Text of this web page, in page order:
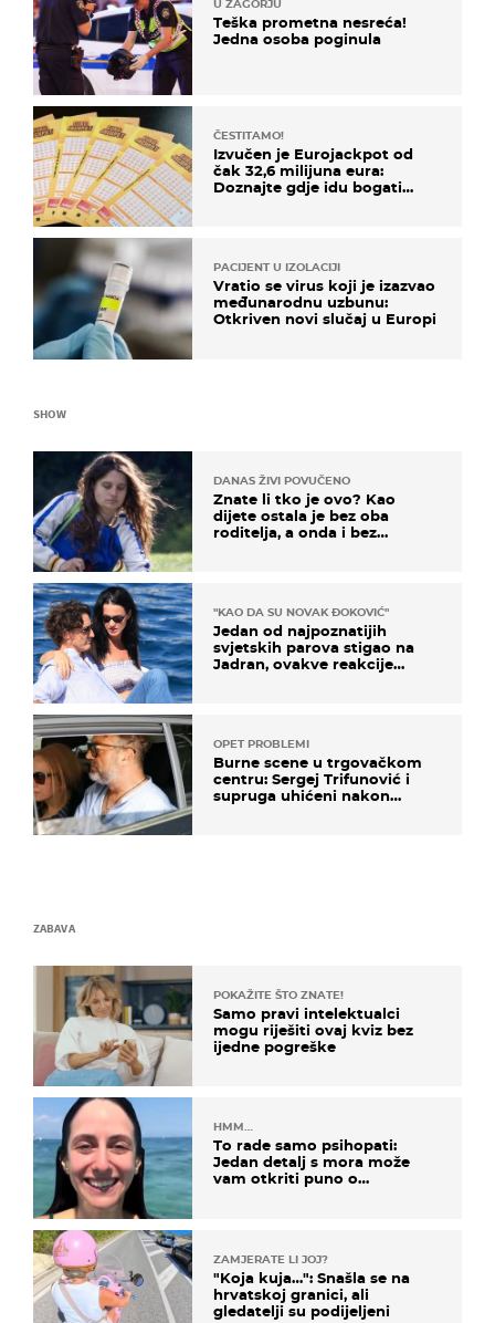
U ZAGORJU
Teška prometna nesreća!
Jedna osoba poginula
ČESTITAMO!
Izvučen je Eurojackpot od
čak 32,6 milijuna eura:
Doznajte gdje idu bogati
PACIJENT U IZOLACIJI
Vratio se virus koji je izazvao
međunarodnu uzbunu:
Otkriven novi slučaj u Europi
SHOW
DANAS ŽIVI POVUČENO
Znate li tko je ovo? Kao
dijete ostala je bez oba
roditelja, a onda i bez
"KAO DA SU NOVAK ĐOKOVIĆ"
Jedan od najpoznatijih
svjetskih parova stigao na
Jadran, ovakve reakcije
OPET PROBLEMI
Burne scene u trgovačkom
centru: Sergej Trifunović i
supruga uhićeni nakon
ZABAVA
POKAŽITE ŠTO ZNATE!
Samo pravi intelektualci
mogu riješiti ovaj kviz bez
ijedne pogreške
HMM…
To rade samo psihopati:
Jedan detalj s mora može
vam otkriti puno o
ZAMJERATE LI JOJ?
"Koja kuja…": Snašla se na
hrvatskoj granici, ali
gledatelji su podijeljeni